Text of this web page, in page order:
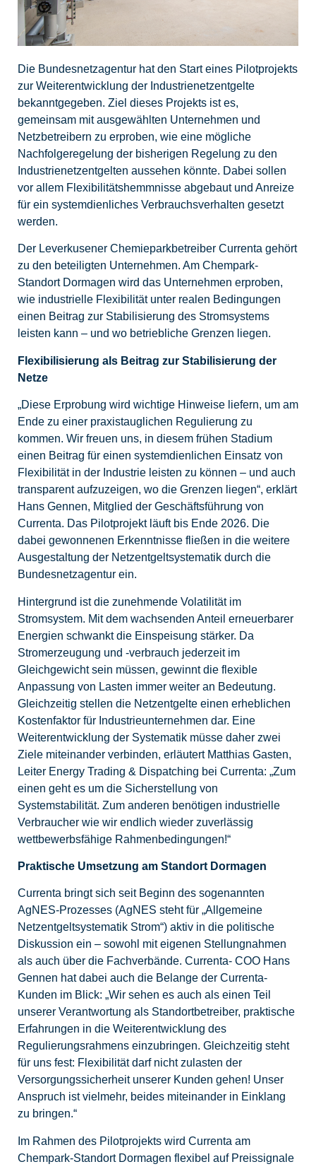
Die Bundesnetzagentur hat den Start eines Pilotprojekts
zur Weiterentwicklung der Industrienetzentgelte
bekanntgegeben. Ziel dieses Projekts ist es,
gemeinsam mit ausgewählten Unternehmen und
Netzbetreibern zu erproben, wie eine mögliche
Nachfolgeregelung der bisherigen Regelung zu den
Industrienetzentgelten aussehen könnte. Dabei sollen
vor allem Flexibilitätshemmnisse abgebaut und Anreize
für ein systemdienliches Verbrauchsverhalten gesetzt
werden.
Der Leverkusener Chemieparkbetreiber Currenta gehört
zu den beteiligten Unternehmen. Am Chempark-
Standort Dormagen wird das Unternehmen erproben,
wie industrielle Flexibilität unter realen Bedingungen
einen Beitrag zur Stabilisierung des Stromsystems
leisten kann – und wo betriebliche Grenzen liegen.
Flexibilisierung als Beitrag zur Stabilisierung der
Netze
„Diese Erprobung wird wichtige Hinweise liefern, um am
Ende zu einer praxistauglichen Regulierung zu
kommen. Wir freuen uns, in diesem frühen Stadium
einen Beitrag für einen systemdienlichen Einsatz von
Flexibilität in der Industrie leisten zu können – und auch
transparent aufzuzeigen, wo die Grenzen liegen“, erklärt
Hans Gennen, Mitglied der Geschäftsführung von
Currenta. Das Pilotprojekt läuft bis Ende 2026. Die
dabei gewonnenen Erkenntnisse fließen in die weitere
Ausgestaltung der Netzentgeltsystematik durch die
Bundesnetzagentur ein.
Hintergrund ist die zunehmende Volatilität im
Stromsystem. Mit dem wachsenden Anteil erneuerbarer
Energien schwankt die Einspeisung stärker. Da
Stromerzeugung und -verbrauch jederzeit im
Gleichgewicht sein müssen, gewinnt die flexible
Anpassung von Lasten immer weiter an Bedeutung.
Gleichzeitig stellen die Netzentgelte einen erheblichen
Kostenfaktor für Industrieunternehmen dar. Eine
Weiterentwicklung der Systematik müsse daher zwei
Ziele miteinander verbinden, erläutert Matthias Gasten,
Leiter Energy Trading & Dispatching bei Currenta: „Zum
einen geht es um die Sicherstellung von
Systemstabilität. Zum anderen benötigen industrielle
Verbraucher wie wir endlich wieder zuverlässig
wettbewerbsfähige Rahmenbedingungen!“
Praktische Umsetzung am Standort Dormagen
Currenta bringt sich seit Beginn des sogenannten
AgNES-Prozesses (AgNES steht für „Allgemeine
Netzentgeltsystematik Strom“) aktiv in die politische
Diskussion ein – sowohl mit eigenen Stellungnahmen
als auch über die Fachverbände. Currenta- COO Hans
Gennen hat dabei auch die Belange der Currenta-
Kunden im Blick: „Wir sehen es auch als einen Teil
unserer Verantwortung als Standortbetreiber, praktische
Erfahrungen in die Weiterentwicklung des
Regulierungsrahmens einzubringen. Gleichzeitig steht
für uns fest: Flexibilität darf nicht zulasten der
Versorgungssicherheit unserer Kunden gehen! Unser
Anspruch ist vielmehr, beides miteinander in Einklang
zu bringen.“
Im Rahmen des Pilotprojekts wird Currenta am
Chempark-Standort Dormagen flexibel auf Preissignale